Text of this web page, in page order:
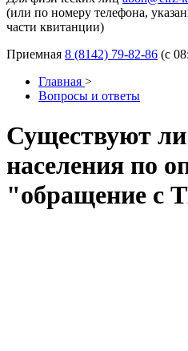
(или по номеру телефона,
части квитанции)
Приемная 8 (8142) 79-82-86 (с
Главная >
Вопросы и ответы
Существуют
населения по
"обращение с